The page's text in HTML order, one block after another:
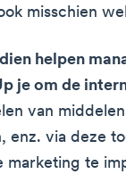
misschien
helpen
je om de
van
enz. via deze
marketing te